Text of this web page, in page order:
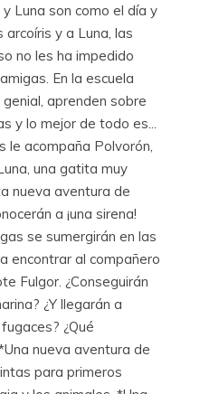
Luna son como el día y
arcoíris y a Luna, las
no les ha impedido
En la escuela
aprenden sobre
y lo mejor de todo es...
le acompaña Polvorón,
una gatita muy
nueva aventura de
a ¡una sirena!
se sumergirán en las
encontrar al compañero
Fulgor. ¿Conseguirán
¿Y llegarán a
¿Qué
nueva aventura de
para primeros